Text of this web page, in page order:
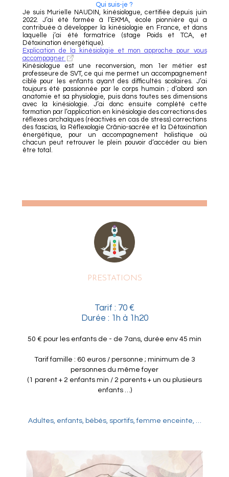
Qui suis-je ?
Je suis Murielle NAUDIN, kinésiologue, certifiée depuis juin
2022. J’ai été formée à l’EKMA, école pionnière qui a
contribuée à développer la kinésiologie en France, et dans
laquelle j’ai été formatrice (stage Poids et TCA, et
Détoxination énergétique).
Explication de la kinésiologie et mon approche pour vous
accompagner
Kinésiologue est une reconversion, mon 1er métier est
professeure de SVT, ce qui me permet un accompagnement
ciblé pour les enfants ayant des difficultés scolaires. J’ai
toujours été passionnée par le corps humain ; d’abord son
anatomie et sa physiologie, puis dans toutes ses dimensions
avec la kinésiologie. J’ai donc ensuite complété cette
formation par l’application en kinésiologie des corrections des
réflexes archaïques (réactivés en cas de stress) corrections
des fascias, la Réflexologie Crânio-sacrée et la Détoxination
énergétique, pour un accompagnement holistique où
chacun peut retrouver le plein pouvoir d’accéder au bien
être total.
PRESTATIONS
Tarif : 70 €
Durée : 1h à 1h20
50 € pour les enfants de - de 7ans, durée env 45 min
Tarif famille : 60 euros / personne ; minimum de 3
personnes du même foyer
(1 parent + 2 enfants min / 2 parents + un ou plusieurs
enfants …)
Adultes, enfants, bébés, sportifs, femme enceinte, …